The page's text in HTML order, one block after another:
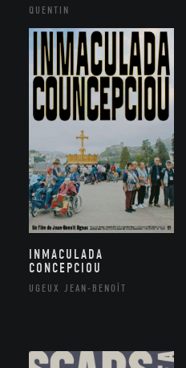
QUENTIN
INMACULADA
CONCEPCIOU
UGEUX JEAN-BENOÎT